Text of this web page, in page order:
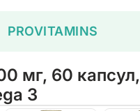
PROVITAMINS
мг, 60 капсул,
3